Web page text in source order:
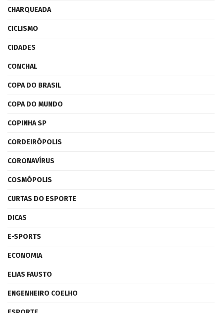
CHARQUEADA
CICLISMO
CIDADES
CONCHAL
COPA DO BRASIL
COPA DO MUNDO
COPINHA SP
CORDEIRÓPOLIS
CORONAVÍRUS
COSMÓPOLIS
CURTAS DO ESPORTE
DICAS
E-SPORTS
ECONOMIA
ELIAS FAUSTO
ENGENHEIRO COELHO